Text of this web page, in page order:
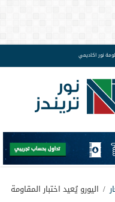
نور اكاديمي
/ اليورو يُعيد اختبار المقاومة